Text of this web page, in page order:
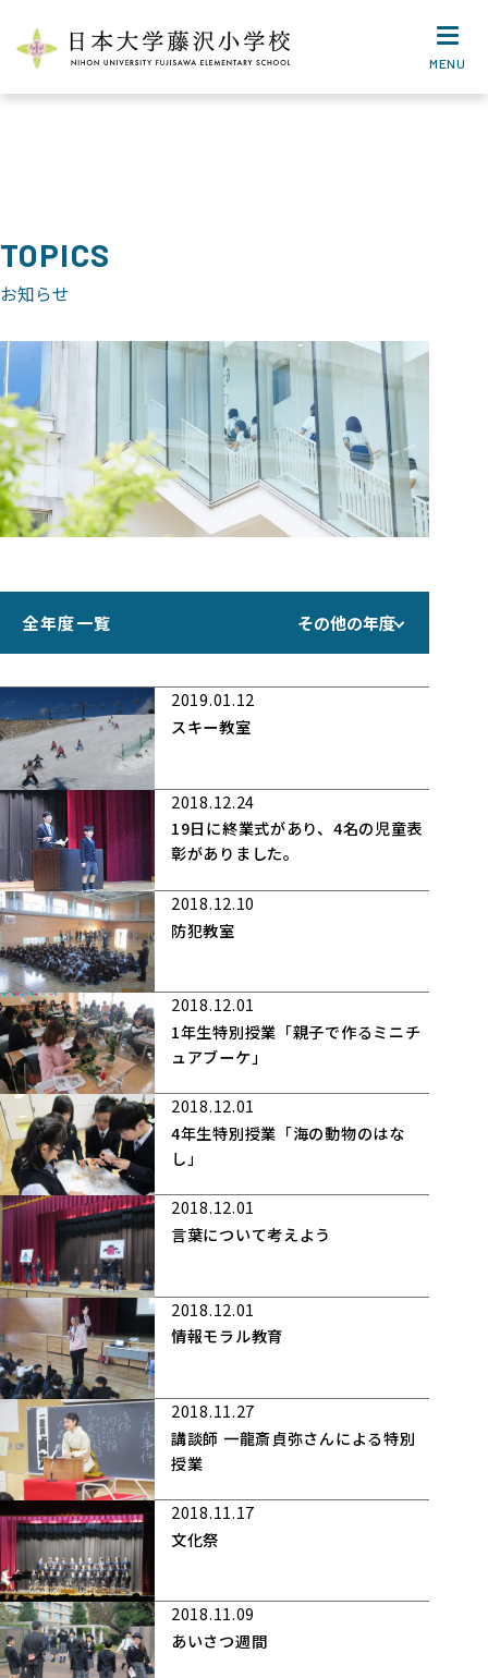
MENU
TOPICS
お知らせ
全年度一覧 その他の年度
2019.01.12
スキー教室
2018.12.24
19日に終業式があり、4名の児童表
彰がありました。
2018.12.10
防犯教室
2018.12.01
1年生特別授業「親子で作るミニチ
ュアブーケ」
2018.12.01
4年生特別授業「海の動物のはな
し」
2018.12.01
言葉について考えよう
2018.12.01
情報モラル教育
2018.11.27
講談師 一龍斎貞弥さんによる特別
授業
2018.11.17
文化祭
2018.11.09
あいさつ週間